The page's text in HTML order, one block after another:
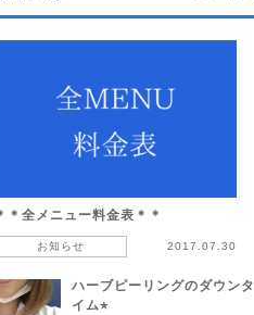
＊全メニュー料金表＊＊
お知らせ 2017.07.30
ハーブピーリングのダウンタ
イム⭐︎